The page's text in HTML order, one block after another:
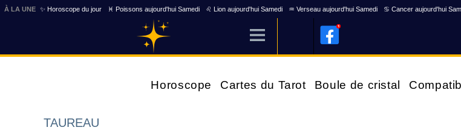
À LA UNE ✨ Horoscope du jour ♓ Poissons aujourd'hui Samedi ♌ Lion aujourd'hui Samedi ♒ Verseau aujourd'hui Samedi ♋ Cancer aujourd'hui
Horoscope Cartes du Tarot Boule de cristal
TAUREAU